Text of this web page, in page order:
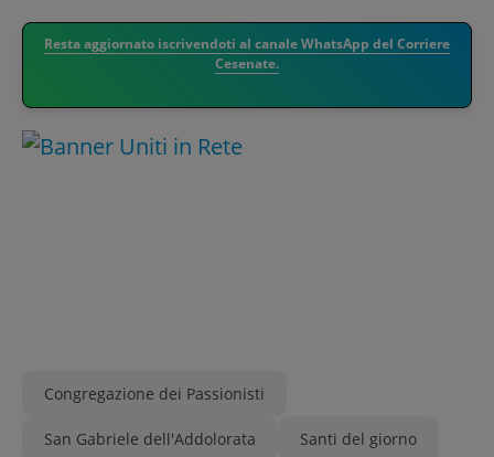
Resta aggiornato iscrivendoti al canale WhatsApp del Corriere
Cesenate.
Congregazione dei Passionisti
San Gabriele dell'Addolorata Santi del giorno